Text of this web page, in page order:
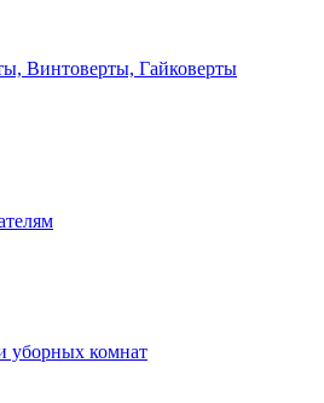
Винтоверты, Гайковерты
уборных комнат